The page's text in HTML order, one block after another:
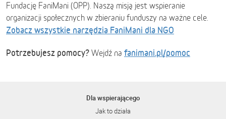
Fundację FaniMani (OPP). Naszą misją jest wspieranie
organizacji społecznych w zbieraniu funduszy na ważne cele.
Zobacz wszystkie narzędzia FaniMani dla NGO
Potrzebujesz pomocy? Wejdź na fanimani.pl/pomoc
Dla wspierającego
Jak to działa